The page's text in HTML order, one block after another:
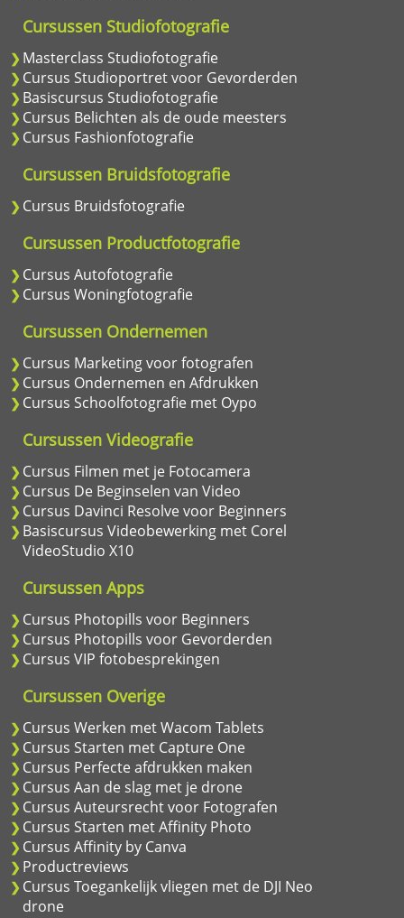
Cursussen Studiofotografie
Masterclass Studiofotografie
Cursus Studioportret voor Gevorderden
Basiscursus Studiofotografie
Cursus Belichten als de oude meesters
Cursus Fashionfotografie
Cursussen Bruidsfotografie
Cursus Bruidsfotografie
Cursussen Productfotografie
Cursus Autofotografie
Cursus Woningfotografie
Cursussen Ondernemen
Cursus Marketing voor fotografen
Cursus Ondernemen en Afdrukken
Cursus Schoolfotografie met Oypo
Cursussen Videografie
Cursus Filmen met je Fotocamera
Cursus De Beginselen van Video
Cursus Davinci Resolve voor Beginners
Basiscursus Videobewerking met Corel
VideoStudio X10
Cursussen Apps
Cursus Photopills voor Beginners
Cursus Photopills voor Gevorderden
Cursus VIP fotobesprekingen
Cursussen Overige
Cursus Werken met Wacom Tablets
Cursus Starten met Capture One
Cursus Perfecte afdrukken maken
Cursus Aan de slag met je drone
Cursus Auteursrecht voor Fotografen
Cursus Starten met Affinity Photo
Cursus Affinity by Canva
Productreviews
Cursus Toegankelijk vliegen met de DJI Neo
drone